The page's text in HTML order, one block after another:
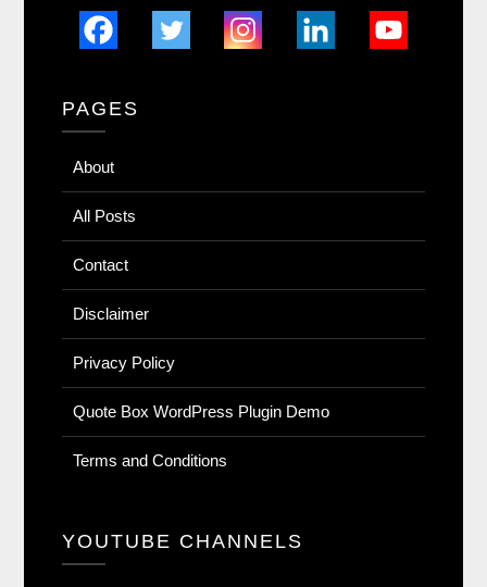
PAGES
About
All Posts
Contact
Disclaimer
Privacy Policy
Quote Box WordPress Plugin Demo
Terms and Conditions
YOUTUBE CHANNELS